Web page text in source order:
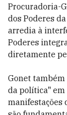
Procuradoria-
dos Poderes
arredia à
Poderes
diretamente
Gonet
da política" em
manifestações